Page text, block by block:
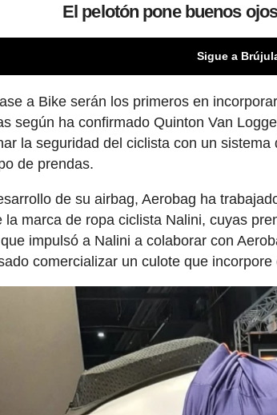
El pelotón pone buenos
Sigue a
a Bike serán los primeros en
según ha confirmado Quinton Van
la seguridad del ciclista con un
de prendas.
de su airbag, Aerobag ha
la marca de ropa ciclista Nalini, cuyas
impulsó a Nalini a colaborar con
comercializar un culote que